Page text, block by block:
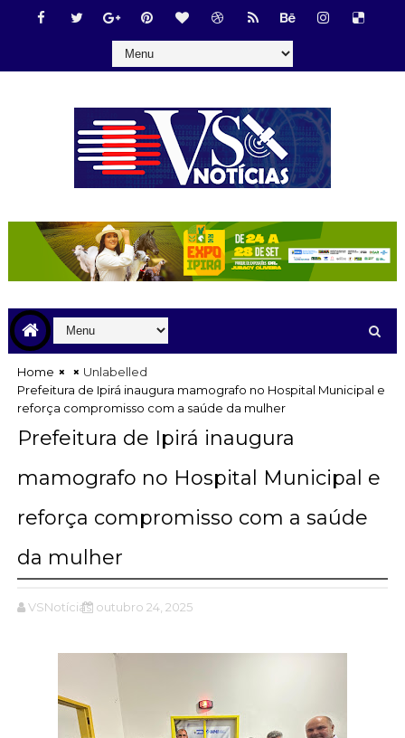
Home
Unlabelled
Prefeitura de Ipirá inaugura mamografo no Hospital Municipal e
reforça compromisso com a saúde da mulher
Prefeitura de Ipirá inaugura
mamografo no Hospital Municipal e
reforça compromisso com a saúde
da mulher
VSNotícias outubro 24, 2025